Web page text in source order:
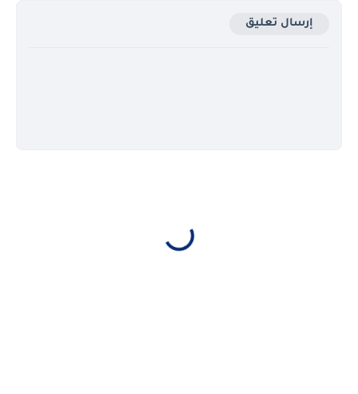
إرسال تعليق